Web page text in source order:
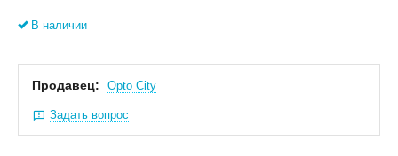
В наличии
Продавец: Оpto City
Задать вопрос